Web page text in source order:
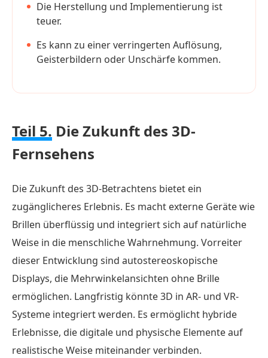
Die Herstellung und Implementierung ist
teuer.
Es kann zu einer verringerten Auflösung,
Geisterbildern oder Unschärfe kommen.
Teil 5. Die Zukunft des 3D-
Fernsehens
Die Zukunft des 3D-Betrachtens bietet ein
zugänglicheres Erlebnis. Es macht externe Geräte wie
Brillen überflüssig und integriert sich auf natürliche
Weise in die menschliche Wahrnehmung. Vorreiter
dieser Entwicklung sind autostereoskopische
Displays, die Mehrwinkelansichten ohne Brille
ermöglichen. Langfristig könnte 3D in AR- und VR-
Systeme integriert werden. Es ermöglicht hybride
Erlebnisse, die digitale und physische Elemente auf
realistische Weise miteinander verbinden.